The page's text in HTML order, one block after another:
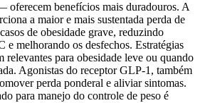
oferecem benefícios mais duradouros. A
a maior e mais sustentada perda de
de obesidade grave, reduzindo
melhorando os desfechos. Estratégias
relevantes para obesidade leve ou quando
Agonistas do receptor GLP-1, também
perda ponderal e aliviar sintomas.
para manejo do controle de peso é